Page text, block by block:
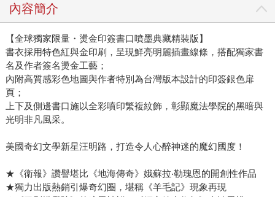
假裝沒發現地繼續向前行；還是勇敢面對錯誤，重新調整善
意的方向？在祕密揭露前，席歐娜和托米爾辯論，一個心懷
善意卻導致壞事發生的人，與一個自私自利卻意外促成好結
果的人，究竟誰才有上天堂的資格？席歐娜認為心存善念始
終是最重要的，托米爾卻說這只是自欺欺人，對必須承受壞
事後果的人並不公平。這場善惡辯論貫穿全書，最終也讓席
歐娜義無反顧做出無法轉圜的決定──至於這個決定究竟是好
是壞，或許就得由各位讀者自行判斷了。 歷史系出身的汪
細膩將自當時綿延至今日的種族、性別議題自然地織進故事
探討，但就如《紐約時報》和《衛報》的讚譽，本書依然是
場「令人忍不住狼吞虎嚥的閱讀盛宴」，勘與娥蘇拉．勒瑰
內容簡介
【全球獨家限量・燙金印簽書口噴墨典藏精裝版】
書衣採用特色紅與金印刷，呈現鮮亮明麗插畫線條，搭配獨家書
名及作者簽名燙金工藝；
內附高質感彩色地圖與作者特別為台灣版本設計的印簽銀色扉
頁；
上下及側邊書口施以全彩噴印繁複紋飾，彰顯魔法學院的黑暗與
光明非凡風采。
美國奇幻文學新星汪明路，打造令人心醉神迷的魔幻國度！
★《衛報》讚譽堪比《地海傳奇》娥蘇拉‧勒瑰恩的開創性作品
★獨力出版熱銷引爆奇幻圈，堪稱《羊毛記》現象再現